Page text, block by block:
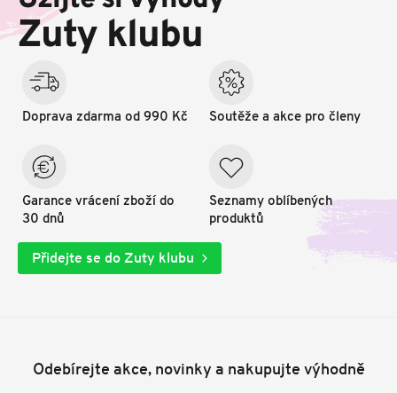
í
Zuty klubu
Doprava zdarma od 990 Kč
Garance vrácení zboží do
30 dnů
Soutěže a akce pro členy
Seznamy oblíbených
produktů
Přidejte se do Zuty klubu
Odebírejte akce, novinky a nakupujte výhodně